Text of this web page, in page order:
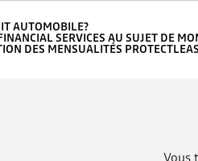
AUTOMOBILE?
SERVICES AU SUJET DE
DES MENSUALITÉS
Vous